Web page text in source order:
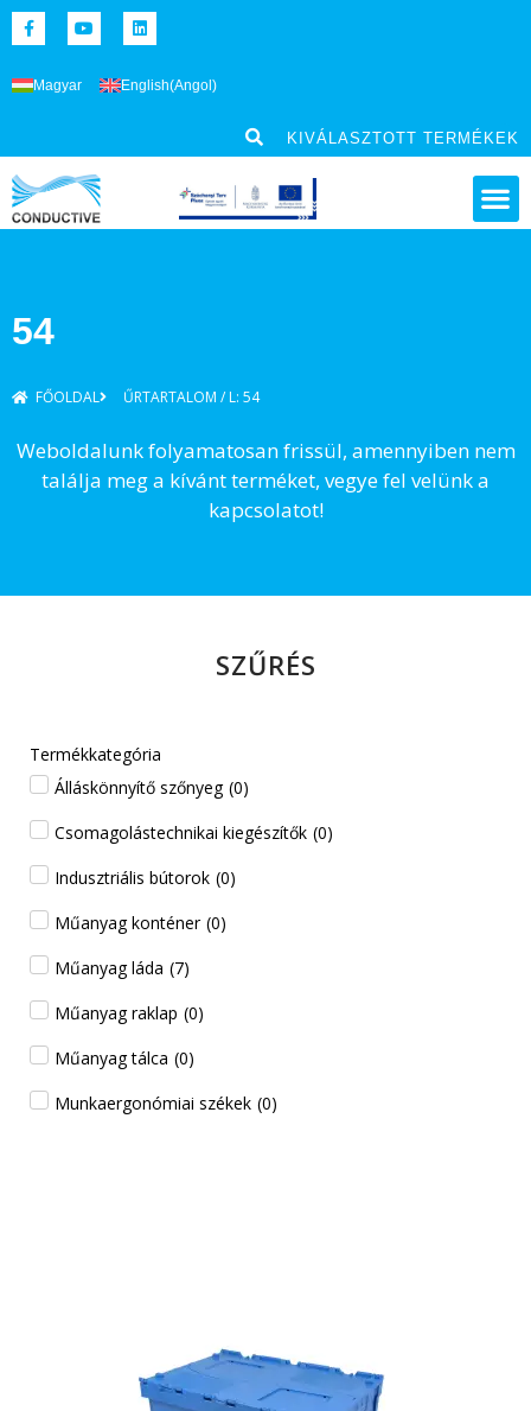
Magyar English(Angol )
KIVÁLASZTOTT TERMÉKEK
54
FŐOLDAL ŰRTARTALOM / L: 54
Weboldalunk folyamatosan frissül, amennyiben nem
találja meg a kívánt terméket, vegye fel velünk a
kapcsolatot!​
SZŰRÉS
Termékkategória
Álláskönnyítő szőnyeg (0)
Csomagolástechnikai kiegészítők (0)
Indusztriális bútorok (0)
Műanyag konténer (0)
Műanyag láda (7)
Műanyag raklap (0)
Műanyag tálca (0)
Munkaergonómiai székek (0)